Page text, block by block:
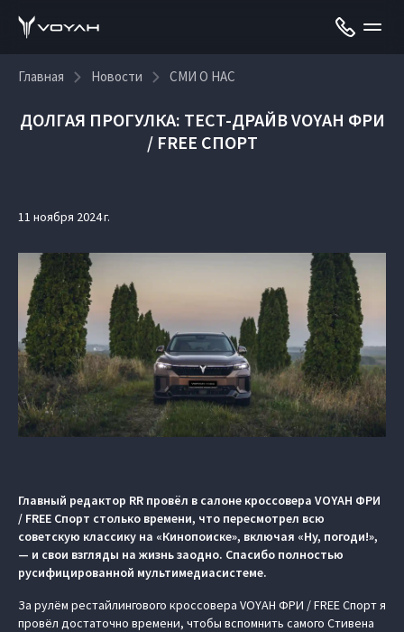
Главная Новости СМИ О НАС
ДОЛГАЯ ПРОГУЛКА: ТЕСТ-ДРАЙВ VOYAH ФРИ
/ FREE СПОРТ
11 ноября 2024 г.
Главный редактор RR провёл в салоне кроссовера VOYAH ФРИ
/ FREE Спорт столько времени, что пересмотрел всю
советскую классику на «Кинопоиске», включая «Ну, погоди!»,
— и свои взгляды на жизнь заодно. Спасибо полностью
русифицированной мультимедиасистеме.
За рулём рестайлингового кроссовера VOYAH ФРИ / FREE Спорт я
провёл достаточно времени, чтобы вспомнить самого Стивена